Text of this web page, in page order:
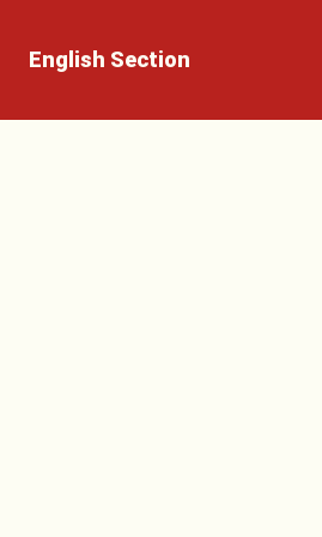
English Section